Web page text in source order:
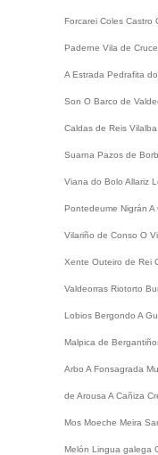
Forcarei Coles Castro
Paderne Vila de
A Estrada Pedrafita
Son O Barco de
Caldas de Reis Vilalba
Suarna Pazos de
Viana do Bolo Allariz
Pontedeume Nigrán A
Vilariño de Conso O
Xente Outeiro de Rei
Valdeorras Riotorto
Lobios Bergondo A
Malpica de
Arbo A Fonsagrada
de Arousa A Cañiza
Mos Moeche Meira
Melón Lingua galega